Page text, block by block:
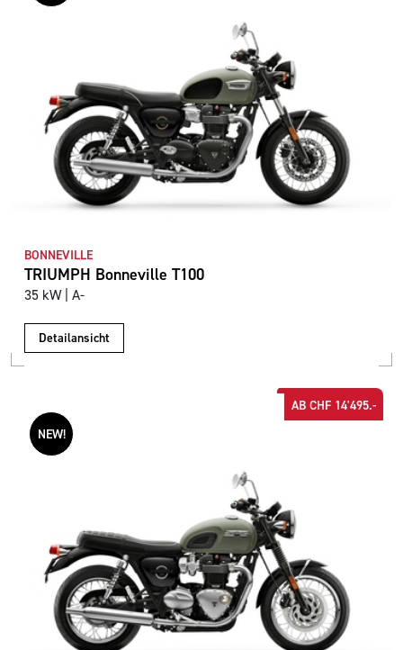
BONNEVILLE
TRIUMPH Bonneville T100
35 kW | A-
Detailansicht
NEW!
AB CHF 14'495.-